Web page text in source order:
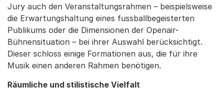
Jury auch den Veranstaltungsrahmen – beispielsweise
die Erwartungshaltung eines fussballbegeisterten
Publikums oder die Dimensionen der Openair-
Bühnensituation – bei ihrer Auswahl berücksichtigt.
Dieser schloss einige Formationen aus, die für ihre
Musik einen anderen Rahmen benötigen.
Räumliche und stilistische Vielfalt